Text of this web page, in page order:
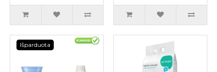
Išparduota